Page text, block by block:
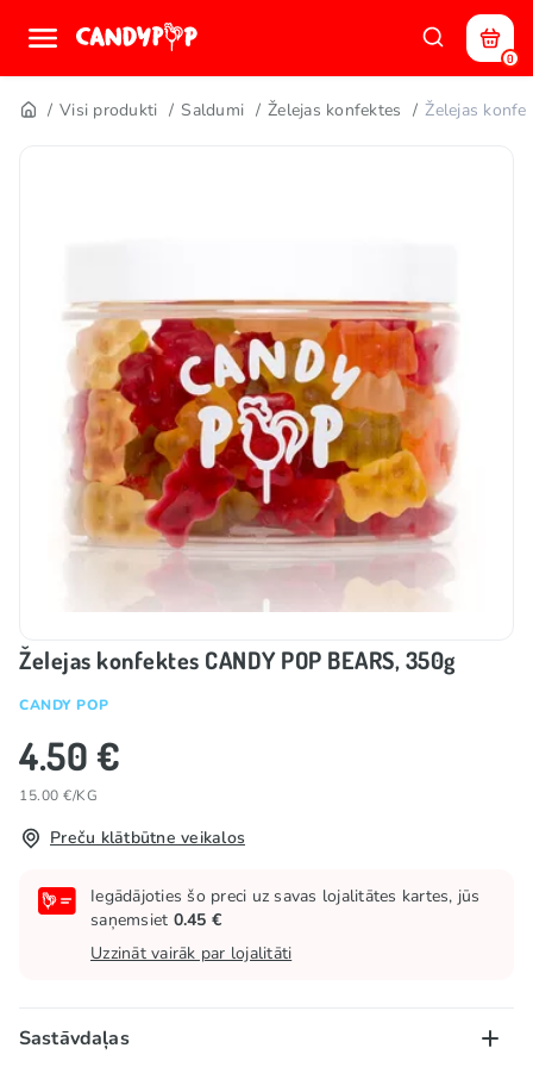
0
Visi produkti Saldumi Želejas konfektes Želejas
Želejas konfektes CANDY POP BEARS, 350g
CANDY POP
4.50 €
15.00 €/KG
Preču klātbūtne veikalos
Iegādājoties šo preci uz savas lojalitātes kartes, jūs
saņemsiet 0.45 €
Uzzināt vairāk par lojalitāti
Sastāvdaļas